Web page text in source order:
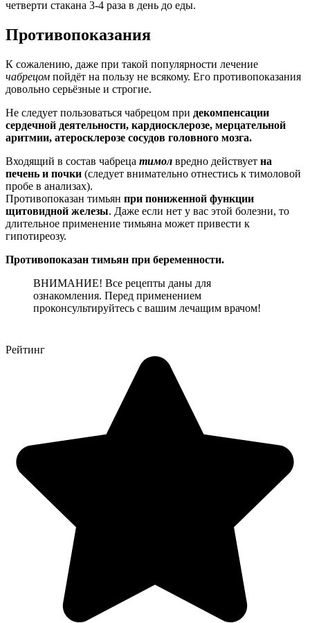
четверти стакана 3-4 раза в день до еды.
Противопоказания
К сожалению, даже при такой популярности лечение
чабрецом пойдёт на пользу не всякому. Его противопоказания
довольно серьёзные и строгие.
Не следует пользоваться чабрецом при декомпенсации
сердечной деятельности, кардиосклерозе, мерцательной
аритмии, атеросклерозе сосудов головного мозга.
Входящий в состав чабреца тимол вредно действует на
печень и почки (следует внимательно отнестись к тимоловой
пробе в анализах).
Противопоказан тимьян при пониженной функции
щитовидной железы. Даже если нет у вас этой болезни, то
длительное применение тимьяна может привести к
гипотиреозу.
Противопоказан тимьян при беременности.
ВНИМАНИЕ! Все рецепты даны для
ознакомления. Перед применением
проконсультируйтесь с вашим лечащим врачом!
Рейтинг